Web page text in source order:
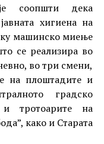
соопшти дека
хигиена на
машинско миење
се реализира во
во три смени,
на плоштадите и
градско
и тротоарите на
како и Старата